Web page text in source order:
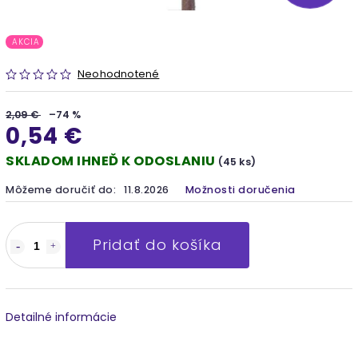
AKCIA
Neohodnotené
2,09 € –74 %
0,54 €
SKLADOM IHNEĎ K ODOSLANIU (45 ks)
Môžeme doručiť do: 11.8.2026 Možnosti doručenia
Pridať do košíka
Detailné informácie